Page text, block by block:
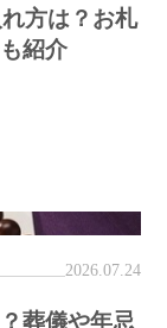
れ方は？お札
紹介
2026.07.24
葬儀や年忌